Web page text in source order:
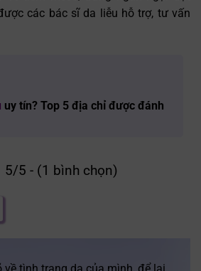
các bác sĩ da liễu hỗ trợ, tư vấn
uy tín? Top 5 địa chỉ được đánh
5/5 - (1 bình chọn)
về tình trạng da của mình, để lại